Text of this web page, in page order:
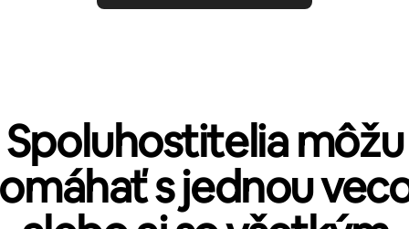
Spoluhostitelia môžu
s jednou